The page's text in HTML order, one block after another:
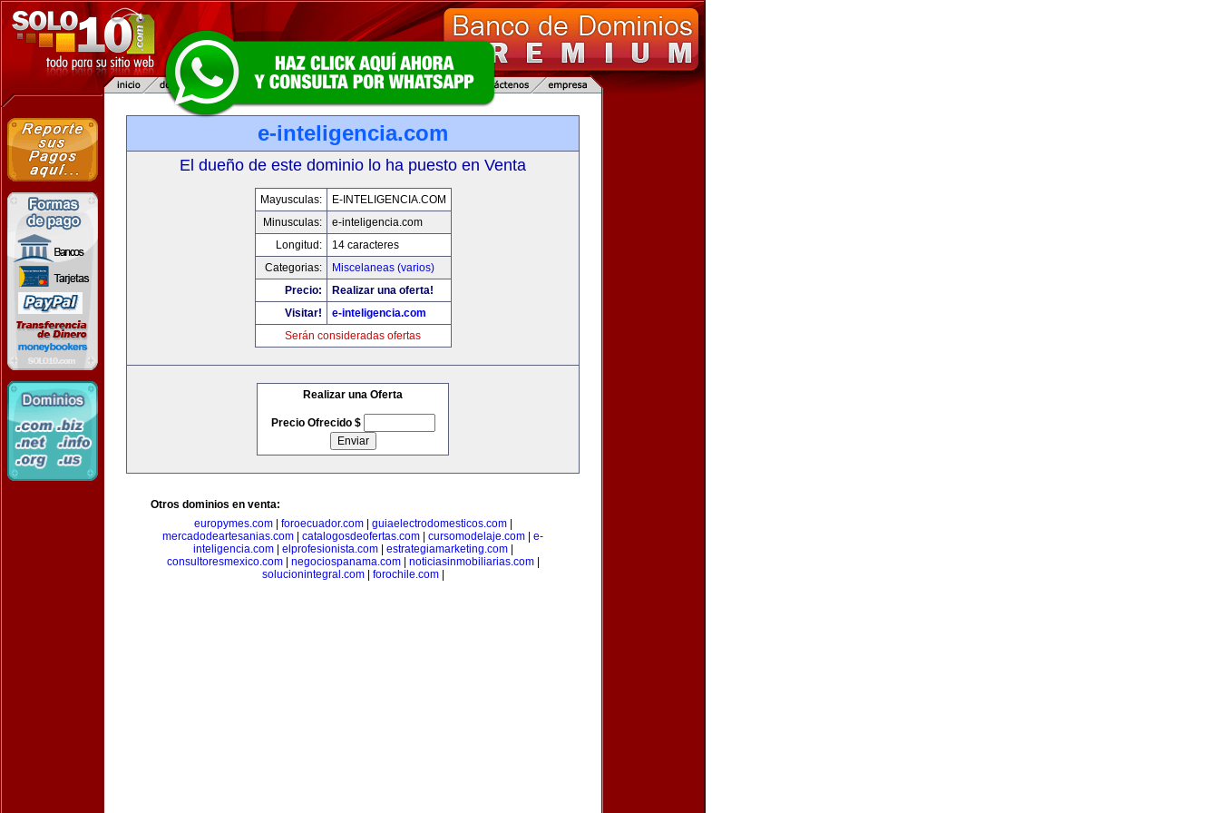
e-inteligencia.com
El dueño de este dominio lo ha puesto en Venta
Mayusculas:
E-INTELIGENCIA.COM
Minusculas:
e-inteligencia.com
Longitud:
14 caracteres
Categorias:
Miscelaneas (varios)
Precio:
Realizar una oferta!
Visitar!
e-inteligencia.com
Serán consideradas ofertas
Realizar una Oferta
Precio Ofrecido $
Otros dominios en venta:
europymes.com| foroecuador.com| guiaelectrodomesticos.com|
mercadodeartesanias.com
catalogosdeofertas.com cursomodelaje.com
e-
inteligencia.com| elprofesionista.com| estrategiamarketing.com|
consultoresmexico.com| negociospanama.com| noticiasinmobiliarias.com|
solucionintegral.com| forochile.com|